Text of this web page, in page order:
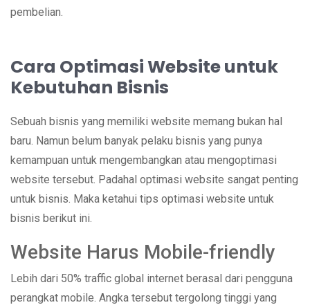
pembelian.
Cara Optimasi Website untuk
Kebutuhan Bisnis
Sebuah bisnis yang memiliki website memang bukan hal
baru. Namun belum banyak pelaku bisnis yang punya
kemampuan untuk mengembangkan atau mengoptimasi
website tersebut. Padahal optimasi website sangat penting
untuk bisnis. Maka ketahui tips optimasi website untuk
bisnis berikut ini.
Website Harus Mobile-friendly
Lebih dari 50% traffic global internet berasal dari pengguna
perangkat mobile. Angka tersebut tergolong tinggi yang